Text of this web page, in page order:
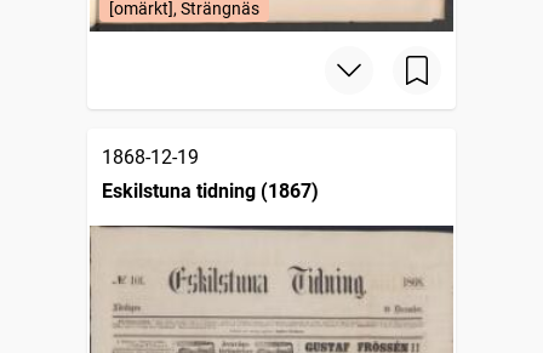
[omärkt], Strängnäs
1868-12-19
Eskilstuna tidning (1867)